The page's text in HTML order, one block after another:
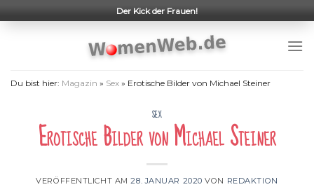
to
Der Kick der Frauen!
Du bist hier: Magazin » Sex » Erotische Bilder von Michael Steiner
SEX
Erotische Bilder von Michael Steiner
VERÖFFENTLICHT AM28. JANUAR 2020 VON REDAKTION